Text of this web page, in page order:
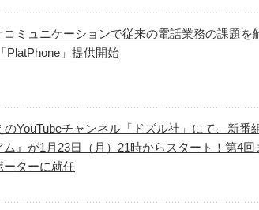
ミュニケーションで従来の電話業務の課題を
PlatPhone」提供開始
YouTubeチャンネル「ドズル社」にて、新番
ム』が1月23日（月）21時からスタート！第4回
ーターに就任